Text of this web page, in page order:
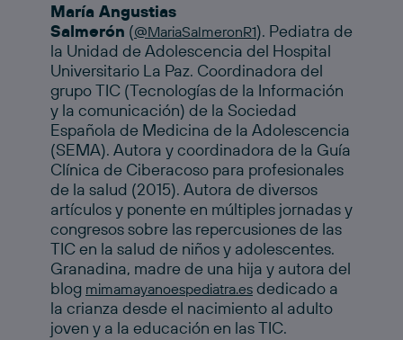
María Angustias
Salmerón (@MariaSalmeronR1). Pediatra de
la Unidad de Adolescencia del Hospital
Universitario La Paz. Coordinadora del
grupo TIC (Tecnologías de la Información
y la comunicación) de la Sociedad
Española de Medicina de la Adolescencia
(SEMA). Autora y coordinadora de la Guía
Clínica de Ciberacoso para profesionales
de la salud (2015). Autora de diversos
artículos y ponente en múltiples jornadas y
congresos sobre las repercusiones de las
TIC en la salud de niños y adolescentes.
Granadina, madre de una hija y autora del
blog mimamayanoespediatra.es dedicado a
la crianza desde el nacimiento al adulto
joven y a la educación en las TIC.